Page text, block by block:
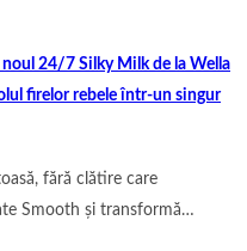
24/7 Silky Milk de la Wella
firelor rebele într-un singur
fără clătire care
Smooth și transformă…